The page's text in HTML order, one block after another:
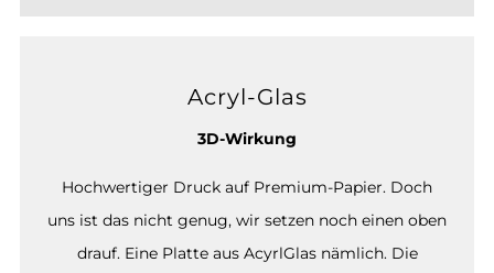
Acryl-Glas
3D-Wirkung
Hochwertiger Druck auf Premium-Papier. Doch
uns ist das nicht genug, wir setzen noch einen oben
drauf. Eine Platte aus AcyrlGlas nämlich. Die